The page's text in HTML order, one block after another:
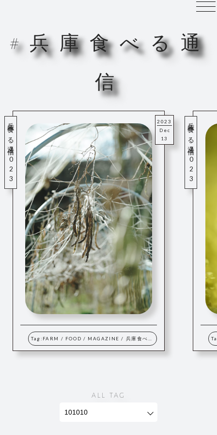
# 兵 庫 食 べ る 通
信
2023
Dec
13
兵庫食べる通信2023冬号
Tag: FARM / FOOD / MAGAZINE / 兵庫食べる通信
兵庫食べる通信2023春号
ALL TAG